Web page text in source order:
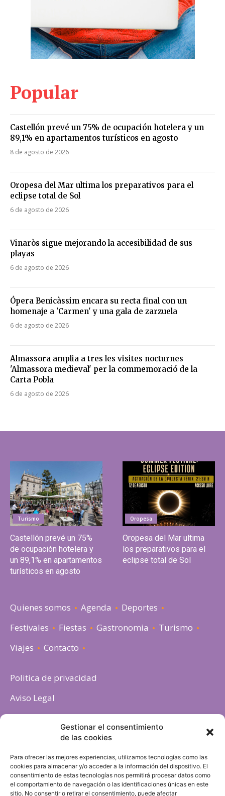
Gestionar el consentimiento
de las cookies
Para ofrecer las mejores experiencias, utilizamos tecnologías como las
cookies para almacenar y/o acceder a la información del dispositivo. El
consentimiento de estas tecnologías nos permitirá procesar datos como
el comportamiento de navegación o las identificaciones únicas en este
sitio. No consentir o retirar el consentimiento, puede afectar
Popular
Castellón prevé un 75% de ocupación hotelera y un
89,1% en apartamentos turísticos en agosto
8 de agosto de 2026
Oropesa del Mar ultima los preparativos para el
eclipse total de Sol
6 de agosto de 2026
Vinaròs sigue mejorando la accesibilidad de sus
playas
6 de agosto de 2026
Ópera Benicàssim encara su recta final con un
homenaje a 'Carmen' y una gala de zarzuela
6 de agosto de 2026
Almassora amplia a tres les visites nocturnes
'Almassora medieval' per la commemoració de la
Carta Pobla
6 de agosto de 2026
Turismo
Castellón prevé un 75%
de ocupación hotelera y
un 89,1% en apartamentos
turísticos en agosto
Oropesa
Oropesa del Mar ultima
los preparativos para el
eclipse total de Sol
Quienes somos Agenda
Deportes
Festivales
Fiestas Gastronomia
Turismo
Viajes
Contacto
Politica de privacidad
Aviso Legal
Política de cookies